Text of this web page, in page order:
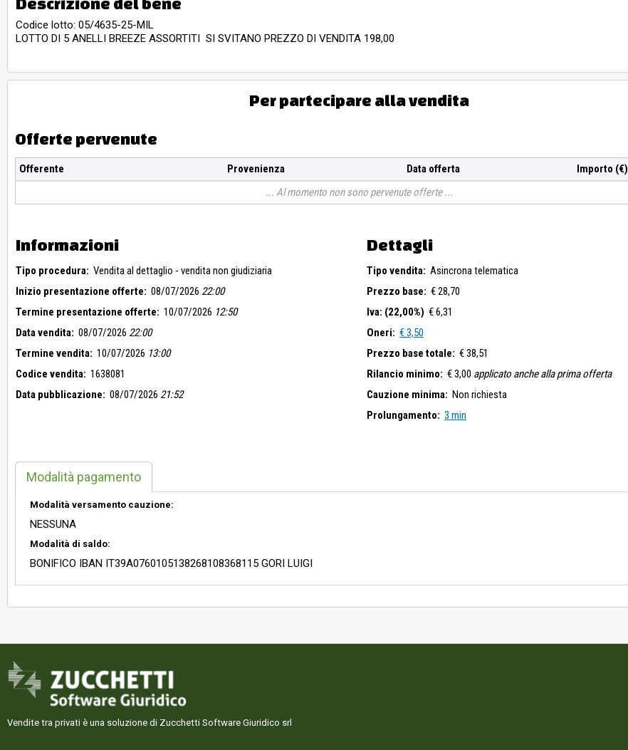
Codice lotto: 05/4635-25-MIL
LOTTO DI 5 ANELLI BREEZE ASSORTITI SI SVITANO PREZZO DI VENDITA 198,00
Per partecipare alla vendita
Offerte pervenute
Offerente Provenienza Data offerta
Importo (€)
Al momento non sono pervenute offerte
Informazioni
Tipo procedura: Vendita al dettaglio - vendita non giudiziaria
Inizio presentazione offerte: 08/07/2026 22:00
Termine presentazione offerte: 10/07/2026 12:50
Data vendita: 08/07/2026 22:00
Termine vendita: 10/07/2026 13:00
Codice vendita: 1638081
Data pubblicazione: 08/07/2026 21:52
Dettagli
Tipo vendita: Asincrona telematica
Prezzo base: € 28,70
Iva: (22,00%) € 6,31
Oneri: € 3,50
Prezzo base totale: € 38,51
Rilancio minimo: € 3,00 applicato anche alla prima offerta
Cauzione minima: Non richiesta
Prolungamento: 3 min
Modalità pagamento
Modalità versamento cauzione:
NESSUNA
Modalità di saldo:
BONIFICO IBAN IT39A0760105138268108368115 GORI LUIGI
Vendite tra privati è una soluzione di Zucchetti Software Giuridico srl